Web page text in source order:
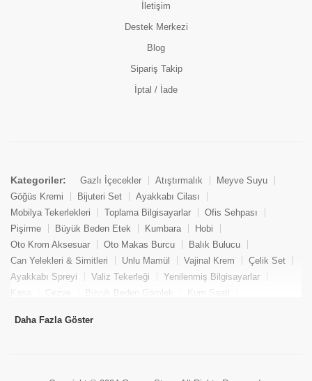
İletişim
Destek Merkezi
Blog
Sipariş Takip
İptal / İade
Kategoriler: Gazlı İçecekler Atıştırmalık
Meyve Suyu
Göğüs Kremi
Bijuteri Set
Ayakkabı Cilası
Mobilya Tekerlekleri
Toplama Bilgisayarlar
Ofis Sehpası
Pişirme
Büyük Beden Etek Kumbara
Hobi
Oto Krom Aksesuar
Oto Makas Burcu
Balık Bulucu
Can Yelekleri & Simitleri
Unlu Mamül Vajinal Krem
Çelik Set
Ayakkabı Spreyi
Valiz Tekerleği
Yenilenmiş Bilgisayarlar
Kasa
Cezve Büyük Beden Gömlek
Kum Saati
Tekne Bağlama & Demirleme
Daha Fazla Göster